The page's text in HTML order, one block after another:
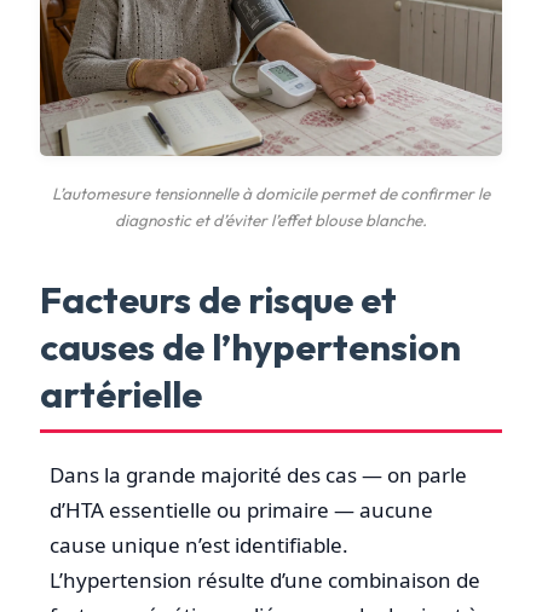
L’automesure tensionnelle à domicile permet de confirmer le
diagnostic et d’éviter l’effet blouse blanche.
Facteurs de risque et
causes de l’hypertension
artérielle
Dans la grande majorité des cas — on parle
d’HTA essentielle ou primaire — aucune
cause unique n’est identifiable.
L’hypertension résulte d’une combinaison de